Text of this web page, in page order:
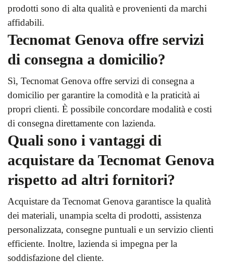
prodotti sono di alta qualità e provenienti da marchi
affidabili.
Tecnomat Genova offre servizi
di consegna a domicilio?
Sì, Tecnomat Genova offre servizi di consegna a
domicilio per garantire la comodità e la praticità ai
propri clienti. È possibile concordare modalità e costi
di consegna direttamente con lazienda.
Quali sono i vantaggi di
acquistare da Tecnomat Genova
rispetto ad altri fornitori?
Acquistare da Tecnomat Genova garantisce la qualità
dei materiali, unampia scelta di prodotti, assistenza
personalizzata, consegne puntuali e un servizio clienti
efficiente. Inoltre, lazienda si impegna per la
soddisfazione del cliente.